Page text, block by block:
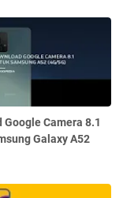
Google Camera 8.1
Galaxy A52